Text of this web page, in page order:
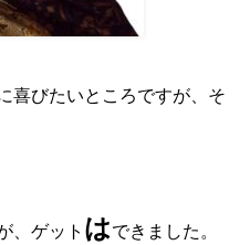
喜びたいところですが、そ
、ゲット はできました。